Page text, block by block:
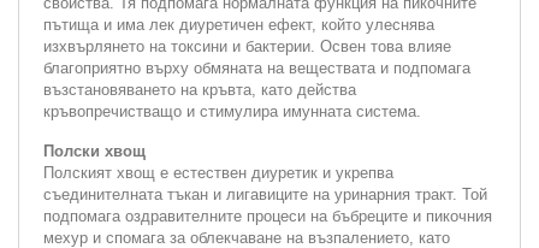
пътища и има лек диуретичен ефект, който улеснява
изхвърлянето на токсини и бактерии. Освен това влияе
благоприятно върху обмяната на веществата и подпомага
възстановяването на кръвта, като действа
кръвопречистващо и стимулира имунната система.
Полски хвощ
Полският хвощ е естествен диуретик и укрепва
съединителната тъкан и лигавиците на уринарния тракт. Той
подпомага оздравителните процеси на бъбреците и пикочния
мехур и спомага за облекчаване на възпалението, като